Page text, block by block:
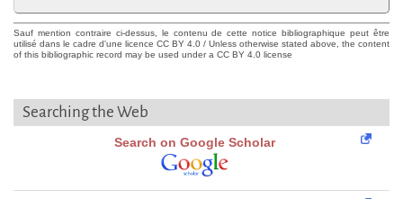
Sauf mention contraire ci-dessus, le contenu de cette notice bibliographique peut être
utilisé dans le cadre d'une licence CC BY 4.0 / Unless otherwise stated above, the content
of this bibliographic record may be used under a CC BY 4.0 license
Searching the Web
Search on Google Scholar